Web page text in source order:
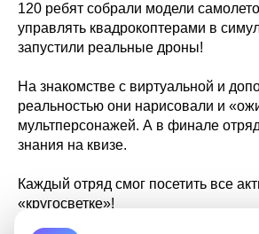
120 ребят собрали модели
управлять квадрокоптерами в
запустили реальные дроны!
На знакомстве с виртуальной и
реальностью они нарисовали и
мультперсонажей. А в финале
знания на квизе.
Каждый отряд смог посетить все
«кругосветке»!